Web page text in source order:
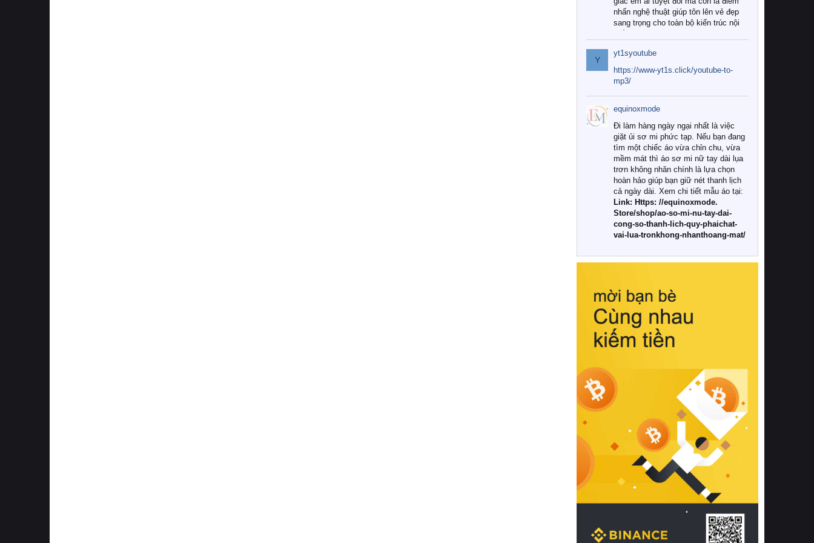
nhấn nghệ thuật giúp tôn lên vẻ đẹp
sang trọng cho toàn bộ kiến trúc nội
Tuy nhiên, giữa thị trường đa dạng
với vô vàn thương hiệu và mẫu mã
như hiện nay, làm thế nào để chọn
được những bộ chăn ga gối đệm cao
cấp thực sự chất lượng, phù hợp với
khí hậu và nhu cầu sử dụng của gia
đình? Hãy cùng chúng tôi đi tìm lời
giải đáp chi tiết qua bài viết dưới đây.
1. Tại sao các gia đình hiện đại lại ưa
chuộng chăn ga gối đệm cao cấp?
Khác với các dòng sản phẩm thông
thường, những bộ chăn ga gối đệm
cao cấp trải qua quy trình sản xuất
nghiêm ngặt từ khâu chọn lọc nguyên
liệu tự nhiên đến công nghệ dệt
nhuộm hiện đại không chứa hóa chất
này, bạn sẽ cảm nhận rõ rệt sự khác
hồi chuẩn xác của phần đệm nâng đỡ
cột sống.
Bên cạnh đó, việc lựa chọn các dòng
sản phẩm đạt chuẩn chất lượng quốc
tế còn giúp ngăn ngừa tình trạng kích
khuẩn và nấm mốc trong điều kiện
thời tiết nóng ẩm. Bạn có thể tìm hiểu
thêm các nghiên cứu khoa học về tác
động của giấc ngủ và môi trường
phòng ngủ đối với sức khỏe con
người tại Sleep Foundation (External
Link) để có cái nhìn toàn diện hơn.
2. Các tiêu chí vàng khi lựa chọn
chăn ga gối đệm cao cấp cho phòng
ngủ
Để sở hữu một bộ chăn ga gối đệm
cao cấp hoàn hảo cả về thẩm mỹ lẫn
công năng, người tiêu dùng cần cân
nhắc kỹ lưỡng các tiêu chí quan trọng
Y
yt1syoutube
https://www-yt1s.click/youtube-to-
mp3/
equinoxmode
Đi làm hàng ngày ngại nhất là việc
giặt ủi sơ mi phức tạp. Nếu bạn đang
tìm một chiếc áo vừa chỉn chu, vừa
mềm mát thì áo sơ mi nữ tay dài lụa
trơn không nhăn chính là lựa chọn
hoàn hảo giúp bạn giữ nét thanh lịch
cả ngày dài. Xem chi tiết mẫu áo tại:
Link: Https: //equinoxmode.
Store/shop/ao-so-mi-nu-tay-dai-
cong-so-thanh-lich-quy-phaichat-
vai-lua-tronkhong-nhanthoang-mat/